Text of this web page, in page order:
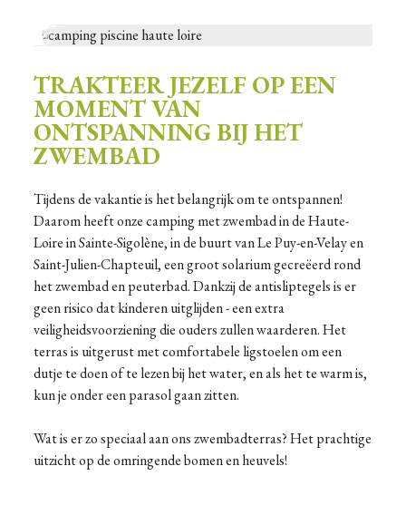
TRAKTEER JEZELF OP EEN
MOMENT VAN
ONTSPANNING BIJ HET
ZWEMBAD
Tijdens de vakantie is het belangrijk om te ontspannen!
Daarom heeft onze camping met zwembad in de Haute-
Loire in Sainte-Sigolène, in de buurt van Le Puy-en-Velay en
Saint-Julien-Chapteuil, een groot solarium gecreëerd rond
het zwembad en peuterbad. Dankzij de antisliptegels is er
geen risico dat kinderen uitglijden - een extra
veiligheidsvoorziening die ouders zullen waarderen. Het
terras is uitgerust met comfortabele ligstoelen om een
dutje te doen of te lezen bij het water, en als het te warm is,
kun je onder een parasol gaan zitten.
Wat is er zo speciaal aan ons zwembadterras? Het prachtige
uitzicht op de omringende bomen en heuvels!